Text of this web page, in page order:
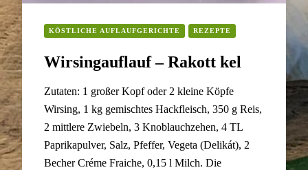
KÖSTLICHE AUFLAUFGERICHTE REZEPTE
Wirsingauflauf – Rakott kel
Zutaten: 1 großer Kopf oder 2 kleine Köpfe
Wirsing, 1 kg gemischtes Hackfleisch, 350 g Reis,
2 mittlere Zwiebeln, 3 Knoblauchzehen, 4 TL
Paprikapulver, Salz, Pfeffer, Vegeta (Delikát), 2
Becher Créme Fraiche, 0,15 l Milch. Die